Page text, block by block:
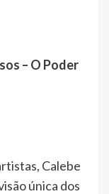
– O Poder
Calebe
única dos